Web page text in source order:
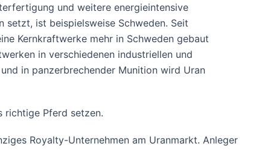
und weitere energieintensive
setzt, ist beispielsweise Schweden. Seit
Kernkraftwerke mehr in Schweden gebaut
in verschiedenen industriellen und
in panzerbrechender Munition wird Uran
richtige Pferd setzen.
Royalty-Unternehmen am Uranmarkt. Anleger